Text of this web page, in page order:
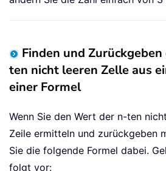
Finden und
ten nicht leeren Zelle aus
einer Formel
Wenn Sie den Wert der n-ten
Zeile ermitteln und zurückgeben
Sie die folgende Formel dabei.
folgt vor: